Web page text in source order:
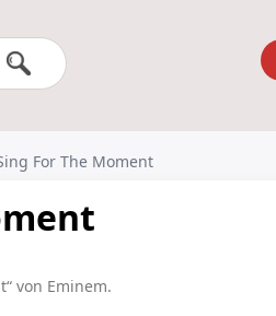
For The Moment
von Eminem.